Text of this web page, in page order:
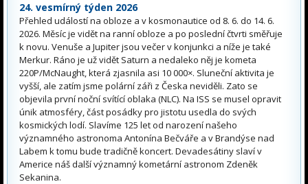
24. vesmírný týden 2026
Přehled událostí na obloze a v kosmonautice od 8. 6. do 14. 6.
2026. Měsíc je vidět na ranní obloze a po poslední čtvrti směřuje
k novu. Venuše a Jupiter jsou večer v konjunkci a níže je také
Merkur. Ráno je už vidět Saturn a nedaleko něj je kometa
220P/McNaught, která zjasnila asi 10 000×. Sluneční aktivita je
vyšší, ale zatím jsme polární záři z Česka neviděli. Zato se
objevila první noční svítící oblaka (NLC). Na ISS se musel opravit
únik atmosféry, část posádky pro jistotu usedla do svých
kosmických lodí. Slavíme 125 let od narození našeho
významného astronoma Antonína Bečváře a v Brandýse nad
Labem k tomu bude tradičně koncert. Devadesátiny slaví v
Americe náš další významný kometární astronom Zdeněk
Sekanina.